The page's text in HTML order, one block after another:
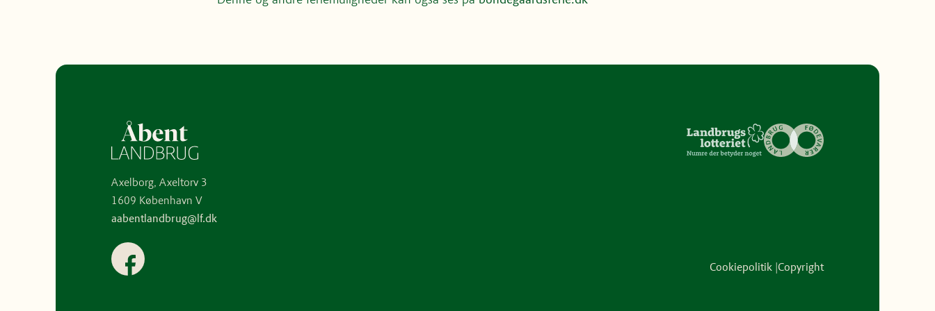
Axelborg, Axeltorv 3
1609 København V
aabentlandbrug@lf.dk
Cookiepolitik Copyright